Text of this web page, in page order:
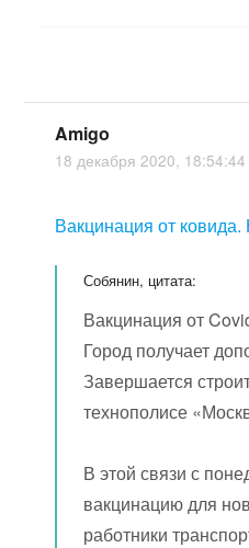
Amigo
18 декабря 2020, 18:54:44
Вакцинация от
Собянин, цитата:
Вакцинация от
Город получает
Завершается
технополисе
В этой связи с
вакцинацию для
работники